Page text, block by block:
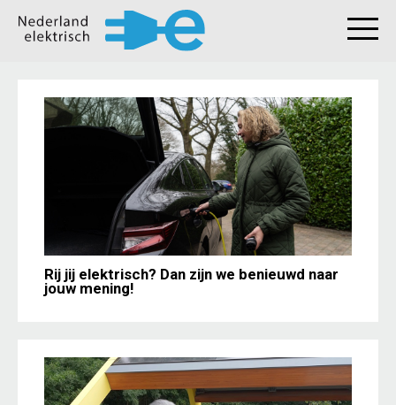
Rij jij elektrisch? Dan zijn we benieuwd naar
jouw mening!